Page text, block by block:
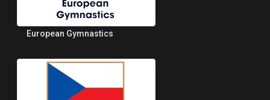
European Gymnastics